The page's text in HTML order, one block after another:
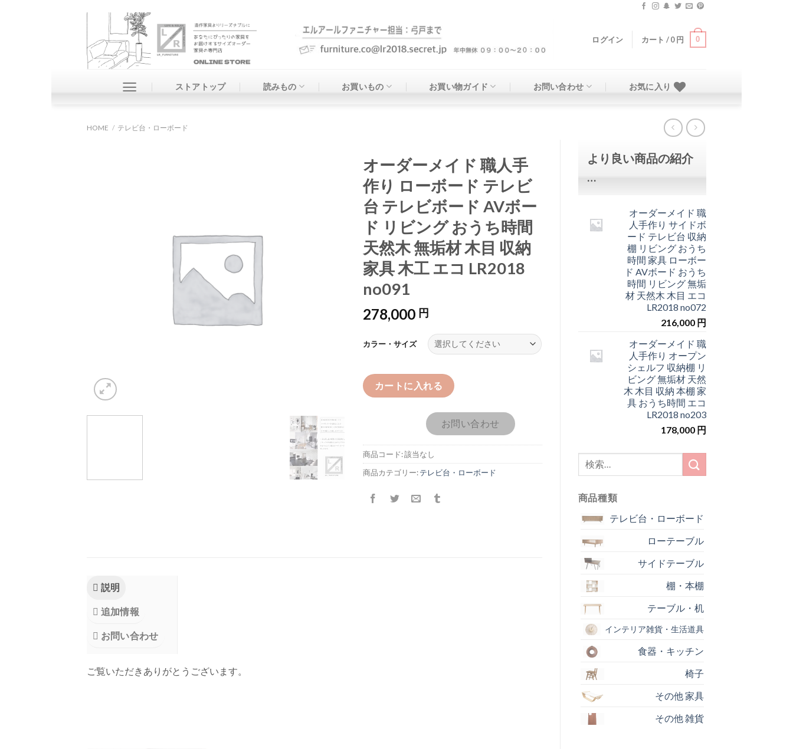
ログイン カート /0円 0
ストアトップ 読みもの お買いもの お買い物ガイド お問い合わせ お気に入り
HOME / テレビ台・ローボード
より良い商品の紹介
…
オーダーメイド 職
人手作り サイドボ
ード テレビ台 収納
棚 リビング おうち
時間 家具 ローボー
ド AVボード おうち
時間 リビング 無垢
材 天然木 木目 エコ
LR2018 no072
216,000 円
オーダーメイド 職
人手作り オープン
シェルフ 収納棚 リ
ビング 無垢材 天然
木 木目 収納 本棚 家
具 おうち時間 エコ
LR2018 no203
178,000 円
果:
商品種類
テレビ台・ローボード
ローテーブル
サイドテーブル
棚・本棚
テーブル・机
インテリア雑貨・生活道具
食器・キッチン
椅子
その他 家具
その他 雑貨
オーダーメイド 職人手
作り ローボード テレビ
台 テレビボード AVボー
ド リビング おうち時間
天然木 無垢材 木目 収納
家具 木工 エコ LR2018
no091
278,000 円
カラー・サイズ
カートに入れる
お問い合わせ
商品コード:該当なし
商品カテゴリー:テレビ台・ローボード
説明
追加情報
お問い合わせ
ご覧いただきありがとうございます。